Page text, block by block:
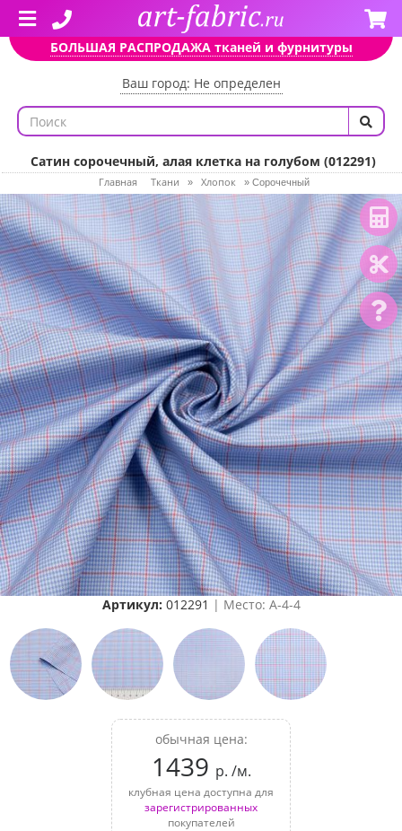
БОЛЬШАЯ РАСПРОДАЖА тканей и фурнитуры
Ваш город: Не определен
Сатин сорочечный, алая клетка на голубом (012291)
Главная Ткани » Хлопок » Сорочечный
Артикул: 012291 | Место: A-4-4
обычная цена:
1439 р. /м.
клубная цена доступна для
зарегистрированных
покупателей